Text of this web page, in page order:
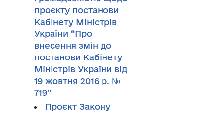
проєкту постанови
Кабінету Міністрів
України “Про
внесення змін до
постанови Кабінету
Міністрів України від
19 жовтня 2016 р. №
719”
Проєкт Закону